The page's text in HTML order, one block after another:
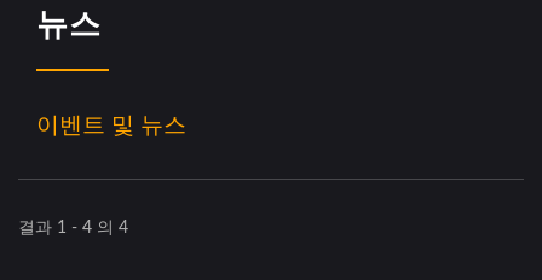
뉴스
이벤트 및 뉴스
결과 1 - 4 의 4